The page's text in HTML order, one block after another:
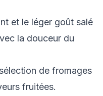
et le léger goût salé
la douceur du
de fromages
fruitées.